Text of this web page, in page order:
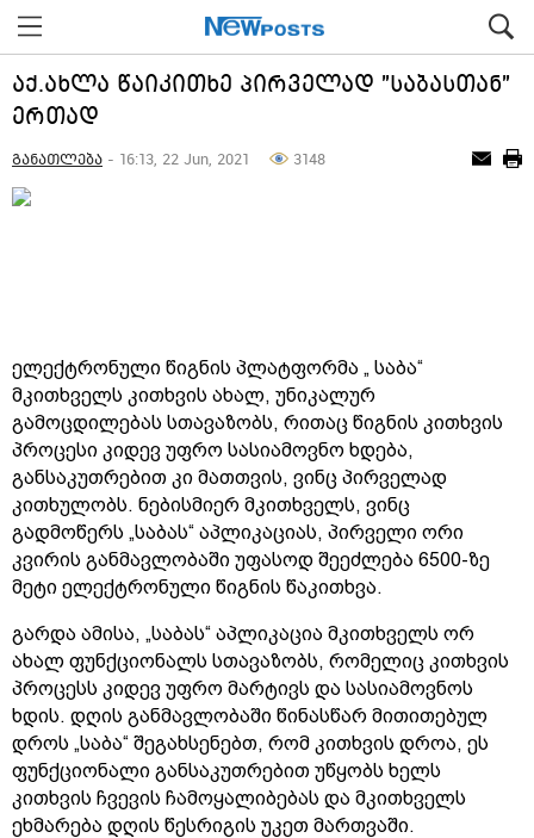
აქ.ახლა წაიკითხე პირველად "საბასთან"
ერთად
განათლება - 16:13, 22 Jun, 2021 3148
ელექტრონული წიგნის პლატფორმა „ საბა“
მკითხველს კითხვის ახალ, უნიკალურ
გამოცდილებას სთავაზობს, რითაც წიგნის კითხვის
პროცესი კიდევ უფრო სასიამოვნო ხდება,
განსაკუთრებით კი მათთვის, ვინც პირველად
კითხულობს. ნებისმიერ მკითხველს, ვინც
გადმოწერს „საბას“ აპლიკაციას, პირველი ორი
კვირის განმავლობაში უფასოდ შეეძლება 6500-ზე
მეტი ელექტრონული წიგნის წაკითხვა.
გარდა ამისა, „საბას“ აპლიკაცია მკითხველს ორ
ახალ ფუნქციონალს სთავაზობს, რომელიც კითხვის
პროცესს კიდევ უფრო მარტივს და სასიამოვნოს
ხდის. დღის განმავლობაში წინასწარ მითითებულ
დროს „საბა“ შეგახსენებთ, რომ კითხვის დროა, ეს
ფუნქციონალი განსაკუთრებით უწყობს ხელს
კითხვის ჩვევის ჩამოყალიბებას და მკითხველს
ეხმარება დღის წესრიგის უკეთ მართვაში.